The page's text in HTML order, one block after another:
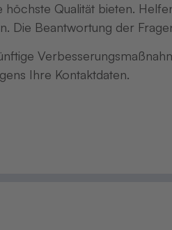
Qualität bieten.
Die Beantwortung der
Ihre Kontaktdaten.